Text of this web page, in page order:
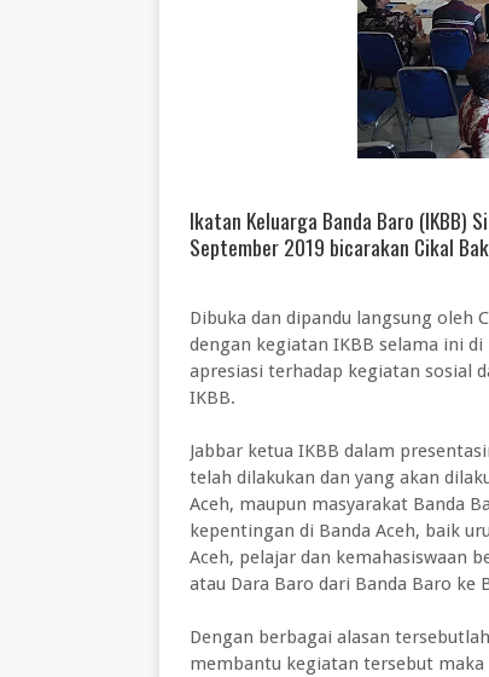
Ikatan Keluarga Banda Baro (IKBB)
September 2019 bicarakan Cikal
Dibuka dan dipandu langsung oleh
dengan kegiatan IKBB selama ini
apresiasi terhadap kegiatan sosial
IKBB.
Jabbar ketua IKBB dalam
telah dilakukan dan yang akan
Aceh, maupun masyarakat Banda
kepentingan di Banda Aceh, baik
Aceh, pelajar dan kemahasiswaan
atau Dara Baro dari Banda Baro ke
Dengan berbagai alasan
membantu kegiatan tersebut maka